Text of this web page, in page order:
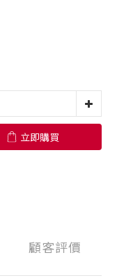
立即購買
顧客評價